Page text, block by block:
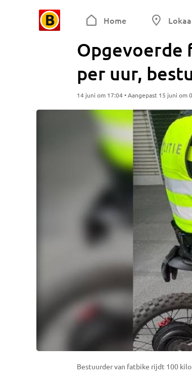
Home
Opgevoerde
per uur,
14 juni om 17:04 • Aangepast 15 juni om
Bestuurder van fatbike rijdt 100